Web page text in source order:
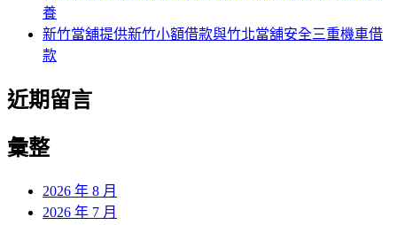
養
新竹當舖提供新竹小額借款與竹北當舖安全三重機車借
款
近期留言
彙整
2026 年 8 月
2026 年 7 月